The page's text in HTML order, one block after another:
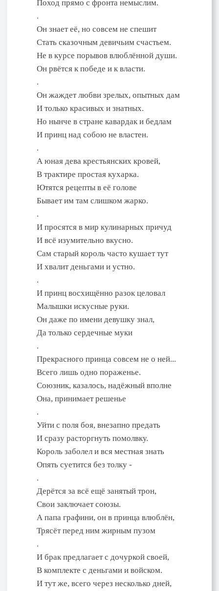
Поход прямо с фронта немыслим.
.
Он знает её, но совсем не спешит
Стать сказочным девичьим счастьем.
Не в курсе порывов влюблённой души.
Он рвётся к победе и к власти.
.
Он жаждет любви зрелых, опытных дам
И только красивых и знатных.
Но нынче в стране кавардак и бедлам
И принц над собою не властен.
.
А юная дева крестьянских кровей,
В трактире простая кухарка.
Ютятся рецепты в её голове
Бывает им там слишком жарко.
.
И просятся в мир кулинарных причуд
И всё изумительно вкусно.
Сам старый король часто кушает тут
И хвалит деньгами и устно.
.
И принц восхищённо разок целовал
Малышки искусные руки.
Он даже по имени девушку знал,
Да только сердечные муки
.
Прекрасного принца совсем не о ней...
Всего лишь одно пораженье.
Союзник, казалось, надёжный вполне
Она, принимает решенье
.
Уйти с поля боя, внезапно предать
И сразу расторгнуть помолвку.
Король заболел и вся местная знать
Опять суетится без толку -
.
Дерётся за всё ещё занятый трон,
Свои заключает союзы.
А папа графини, он в принца влюблён,
Трясёт перед ним жирным пузом
.
И брак предлагает с дочуркой своей,
В комплекте с деньгами и войском.
И тут же, всего через несколько дней,